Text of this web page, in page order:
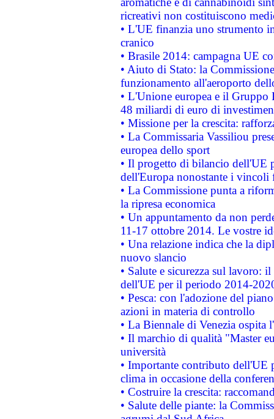
ricreativi non costituiscono
• L'UE finanzia uno strumento
cranico
• Brasile 2014: campagna UE
• Aiuto di Stato: la
funzionamento all'aeroporto
• L'Unione europea e il
48 miliardi di euro di
• Missione per la crescita:
• La Commissaria Vassiliou
europea dello sport
• Il progetto di bilancio dell'UE
dell'Europa nonostante i vincoli
• La Commissione punta a
la ripresa economica
• Un appuntamento da non
11-17 ottobre 2014. Le vostre
• Una relazione indica che la
nuovo slancio
• Salute e sicurezza sul lavoro:
dell'UE per il periodo 2014-
• Pesca: con l'adozione del
azioni in materia di controllo
• La Biennale di Venezia ospita
• Il marchio di qualità "Master
università
• Importante contributo dell'UE
clima in occasione della
• Costruire la crescita:
• Salute delle piante: la